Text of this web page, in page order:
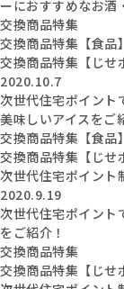
ーにおすすめなお酒
交換商品特集
交換商品特集【食品】
交換商品特集【じせ
2020.10.7
次世代住宅ポイント
美味しいアイスをご
交換商品特集【食品】
交換商品特集【じせ
次世代住宅ポイン
2020.9.19
次世代住宅ポイント
をご紹介！
交換商品特集
交換商品特集【じせ